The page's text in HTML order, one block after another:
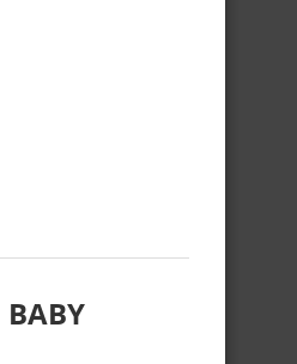
BABY